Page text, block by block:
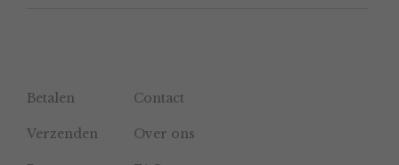
Betalen Contact
Verzenden Over ons